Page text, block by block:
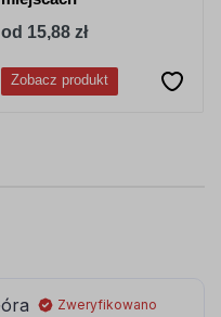
od 15,88 zł
Zobacz produkt